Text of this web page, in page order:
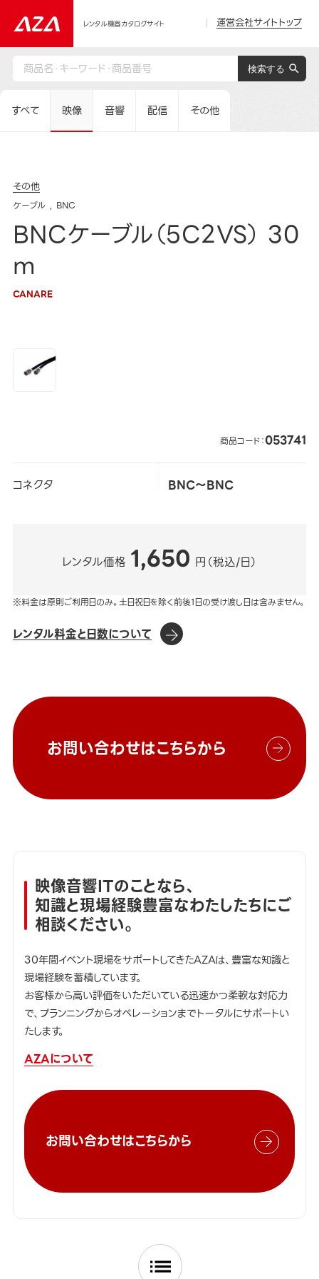
レンタル機器カタログサイト 運営会社サイトトップ
すべて 映像 音響 配信 その他
その他
ケーブル BNC
BNCケーブル（5C2VS） 30
m
CANARE
商品コード：053741
コネクタ BNC～BNC
レンタル価格 1,650 円（税込/日）
※料金は原則ご利用日のみ。土日祝日を除く前後1日の受け渡し日は含みません。
レンタル料金と日数について
お問い合わせはこちらから
映像音響ITのことなら、
知識と現場経験豊富なわたしたちにご
相談ください。
30年間イベント現場をサポートしてきたAZAは、豊富な知識と
現場経験を蓄積しています。
お客様から高い評価をいただいている迅速かつ柔軟な対応力
で、プランニングからオペレーションまでトータルにサポートい
たします。
AZAについて
お問い合わせはこちらから